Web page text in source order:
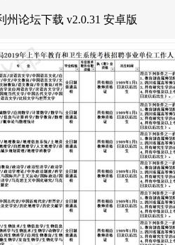
州论坛下载 v2.0.31 安卓版